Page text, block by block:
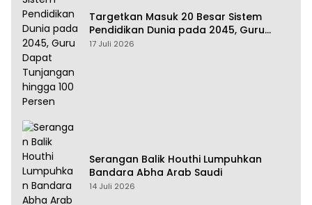
Targetkan Masuk 20 Besar Sistem
Pendidikan Dunia pada 2045, Guru
Dapat Tunjangan hingga 100 Persen
17 Juli 2026
Serangan Balik Houthi Lumpuhkan
Bandara Abha Arab Saudi
14 Juli 2026